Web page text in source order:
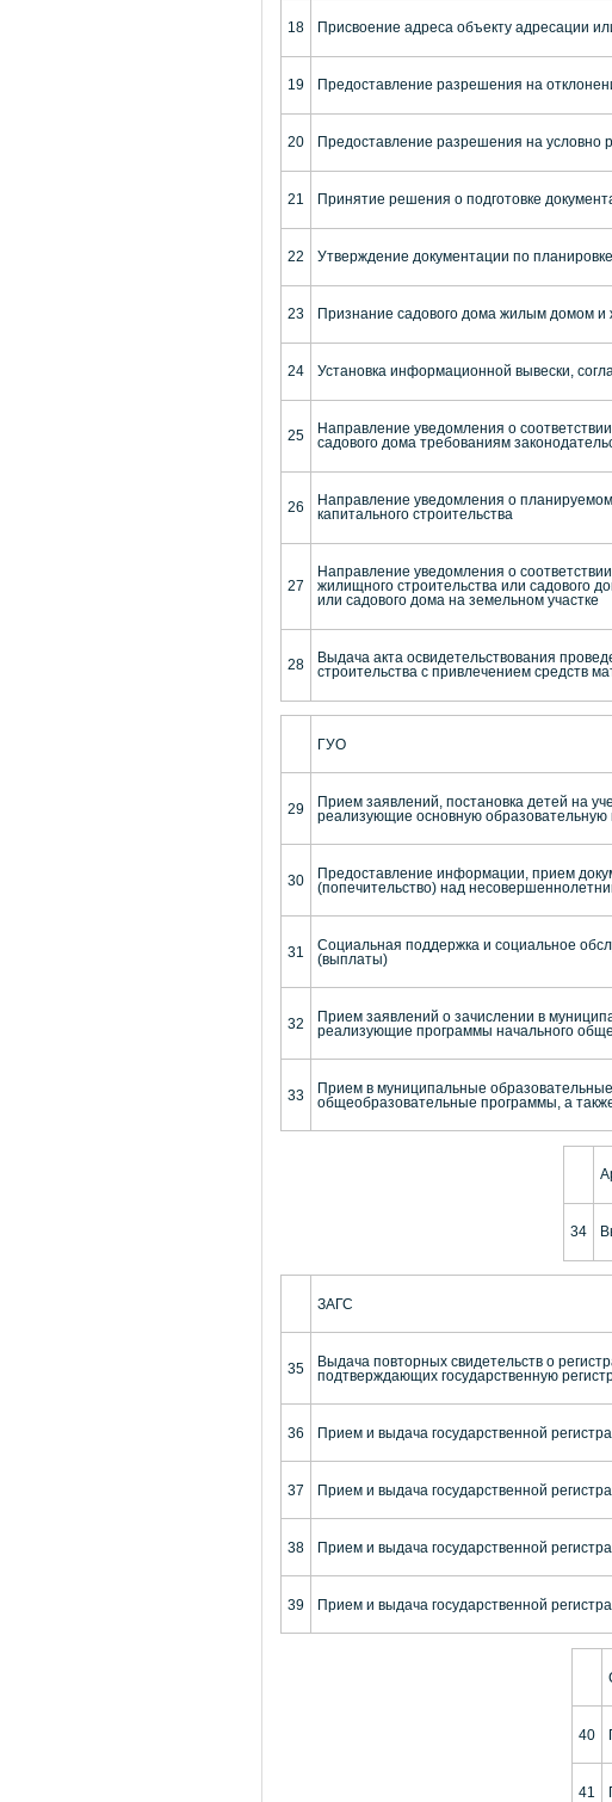
18 Присвоение адреса объекту адресации
19 Предоставление разрешения на
20 Предоставление разрешения на условно
21 Принятие решения о подготовке
22 Утверждение документации по
23 Признание садового дома жилым домом
24 Установка информационной вывески,
25
Направление уведомления о
садового дома требованиям
26
Направление уведомления о
капитального строительства
27
Направление уведомления о
жилищного строительства или садового
или садового дома на земельном участке
28
Выдача акта освидетельствования
строительства с привлечением средств
ГУО
29
Прием заявлений, постановка детей на
реализующие основную образовательную
30
Предоставление информации, прием
(попечительство) над
31
Социальная поддержка и социальное
(выплаты)
32
Прием заявлений о зачислении в
реализующие программы начального
33
Прием в муниципальные
общеобразовательные программы, а
34
ЗАГС
35
Выдача повторных свидетельств о
подтверждающих государственную
36 Прием и выдача государственной
37 Прием и выдача государственной
38 Прием и выдача государственной
39 Прием и выдача государственной
40
41